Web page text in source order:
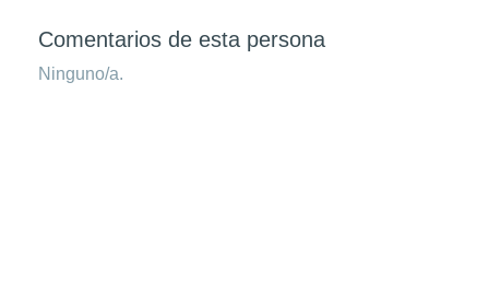
Comentarios de esta persona
Ninguno/a.